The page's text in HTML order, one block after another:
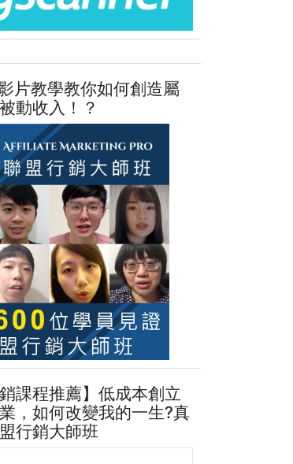
片教學教你如何創造屬
動收入！？
銷課程推薦】低成本創立
，如何改變我的一生?真
行銷大師班